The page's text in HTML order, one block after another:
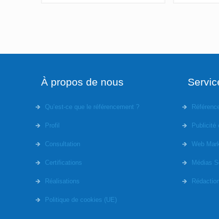
À propos de nous
Qu’est-ce que le référencement ?
Profil
Consultation
Certifications
Réalisations
Politique de cookies (UE)
Publicité
Web
Médias